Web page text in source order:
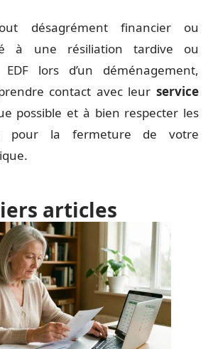
désagrément financier ou
à une résiliation tardive ou
lors d’un déménagement,
contact avec leur service
possible et à bien respecter les
pour la fermeture de votre
articles